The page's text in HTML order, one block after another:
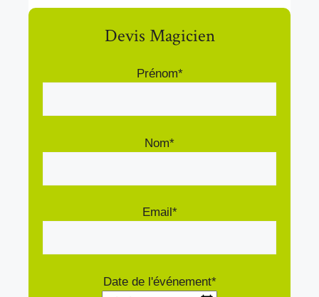
Devis Magicien
Prénom*
Nom*
Email*
Date de l'événement*